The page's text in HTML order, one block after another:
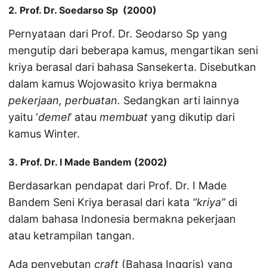
2. Prof. Dr. Soedarso Sp (2000)
Pernyataan dari Prof. Dr. Seodarso Sp yang
mengutip dari beberapa kamus, mengartikan seni
kriya berasal dari bahasa Sansekerta. Disebutkan
dalam kamus Wojowasito kriya bermakna
pekerjaan, perbuatan. Sedangkan arti lainnya
yaitu ‘demel’ atau membuat yang dikutip dari
kamus Winter.
3. Prof. Dr. I Made Bandem (2002)
Berdasarkan pendapat dari Prof. Dr. I Made
Bandem Seni Kriya berasal dari kata “kriya”di
dalam bahasa Indonesia bermakna pekerjaan
atau ketrampilan tangan.
Ada penyebutan craft (Bahasa Inggris) yang